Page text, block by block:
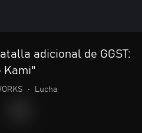
adicional de GGST:
Kami"
• Lucha